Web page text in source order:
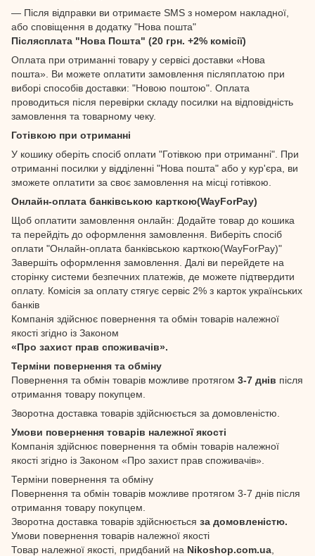
— Після відправки ви отримаєте SMS з номером накладної,
або сповіщення в додатку "Нова пошта"
Післясплата "Нова Пошта" (20 грн. +2% комісії)
Оплата при отриманні товару у сервісі доставки «Нова
пошта». Ви можете оплатити замовлення післяплатою при
виборі способів доставки: "Новою поштою". Оплата
проводиться після перевірки складу посилки на відповідність
замовлення та товарному чеку.
Готівкою при отриманні
У кошику оберіть спосіб оплати "Готівкою при отриманні". При
отриманні посилки у відділенні "Нова пошта" або у кур'єра, ви
зможете оплатити за своє замовлення на місці готівкою.
Онлайн-оплата банківською карткою(WayForPay)
Щоб оплатити замовлення онлайн: Додайте товар до кошика
та перейдіть до оформлення замовлення. Виберіть спосіб
оплати "Онлайн-оплата банківською карткою(WayForPay)"
Завершіть оформлення замовлення. Далі ви перейдете на
сторінку системи безпечних платежів, де можете підтвердити
оплату. Комісія за оплату стягує сервіс 2% з карток українських
банків
Компанія здійснює повернення та обмін товарів належної
якості згідно із Законом
«Про захист прав споживачів».
Терміни повернення та обміну
Повернення та обмін товарів можливе протягом 3-7 днів після
отримання товару покупцем.
Зворотна доставка товарів здійснюється за домовленістю.
Умови повернення товарів належної якості
Компанія здійснює повернення та обмін товарів належної
якості згідно із Законом «Про захист прав споживачів».
Терміни повернення та обміну
Повернення та обмін товарів можливе протягом 3-7 днів після
отримання товару покупцем.
Зворотна доставка товарів здійснюється за домовленістю.
Умови повернення товарів належної якості
Товар належної якості, придбаний на Nikoshop.com.ua